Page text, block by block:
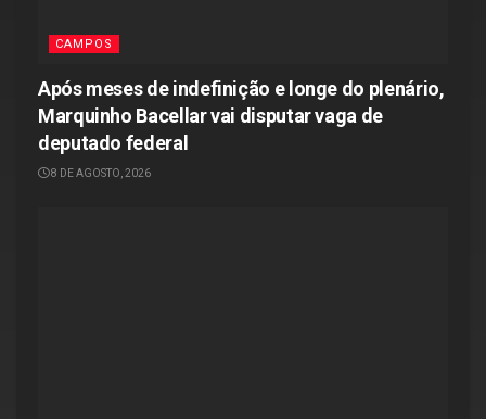
CAMPOS
Após meses de indefinição e longe do plenário,
Marquinho Bacellar vai disputar vaga de
deputado federal
8 DE AGOSTO, 2026